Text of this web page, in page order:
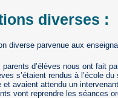
diverses :
diverse parvenue aux
d’élèves nous ont fait
s’étaient rendus à l’école
avaient attendu un
vont reprendre les séances